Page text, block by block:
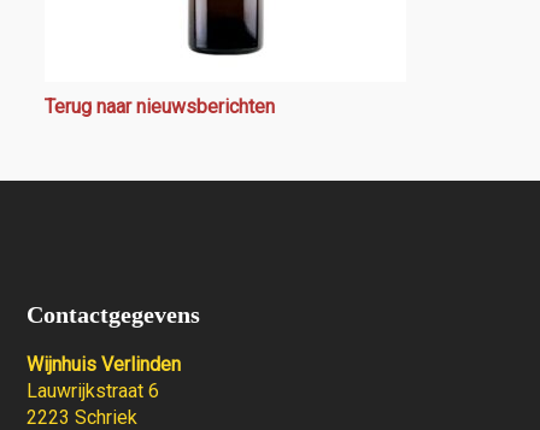
Terug naar nieuwsberichten
Contactgegevens
Wijnhuis Verlinden
Lauwrijkstraat 6
2223 Schriek